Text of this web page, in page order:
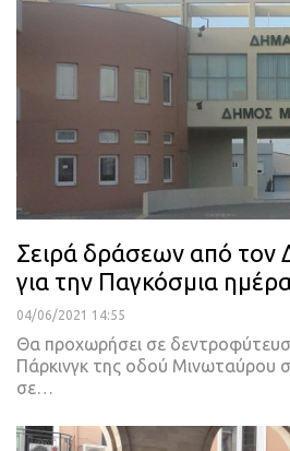
Σειρά δράσεων από τον
για την Παγκόσμια
04/06/2021 14:55
Θα προχωρήσει σε
Πάρκινγκ της οδού Μινωταύρου
σε…